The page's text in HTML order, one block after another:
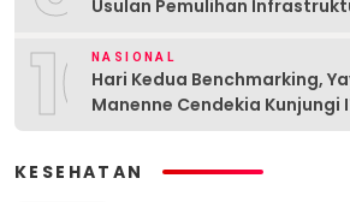
Usulan Pemulihan
10NASIONAL
Hari Kedua Benchmarking,
Manenne Cendekia Kunjungi
KESEHATAN